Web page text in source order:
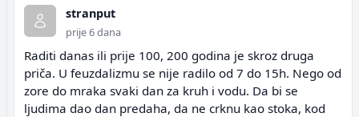
stranput
prije 6 dana
Raditi danas ili prije 100, 200 godina je skroz druga
priča. U feuzdalizmu se nije radilo od 7 do 15h. Nego od
zore do mraka svaki dan za kruh i vodu. Da bi se
ljudima dao dan predaha, da ne crknu kao stoka, kod